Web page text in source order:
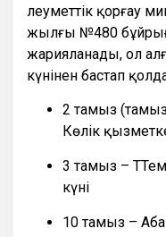
әлеуметтік қорғау
жылғы №480
жарияланады, ол
күнінен бастап
2 тамыз
Көлік
3 тамыз –
күні
10 тамыз –